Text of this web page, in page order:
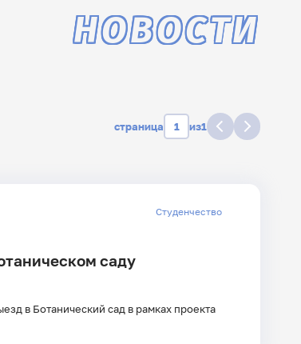
НОВОСТИ
страница из1
Студенчество
саду
в Ботанический сад в рамках проекта